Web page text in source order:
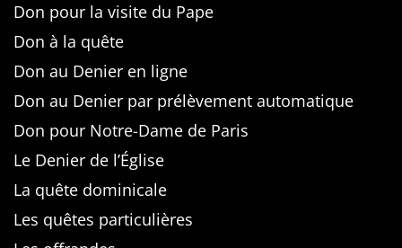
Don pour la visite du Pape
Don à la quête
Don au Denier en ligne
Don au Denier par prélèvement automatique
Don pour Notre-Dame de Paris
Le Denier de l’Église
La quête dominicale
Les quêtes particulières